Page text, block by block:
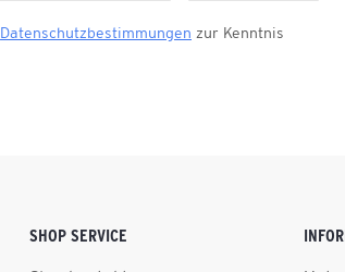
Datenschutzbestimmungen zur Kenntnis
SHOP SERVICE